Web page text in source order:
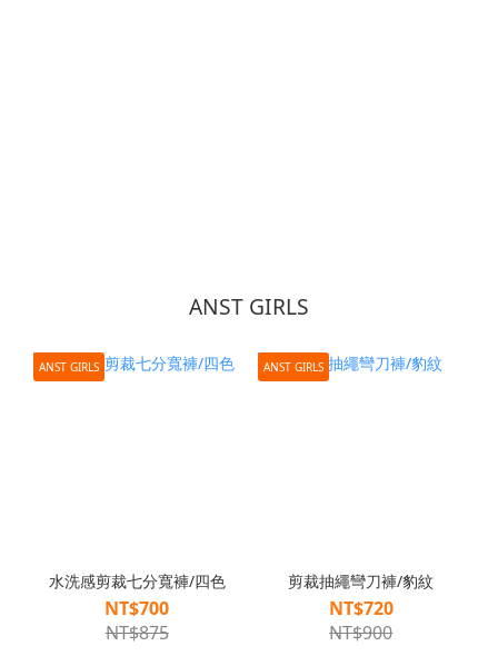
ANST GIRLS
ANST GIRLS
水洗感剪裁七分寬褲/四色
NT$700
NT$875
ANST GIRLS
剪裁抽繩彎刀褲/豹紋
NT$720
NT$900